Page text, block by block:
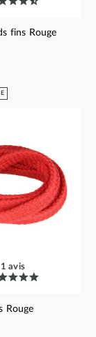
fins Rouge
1 avis
Rouge